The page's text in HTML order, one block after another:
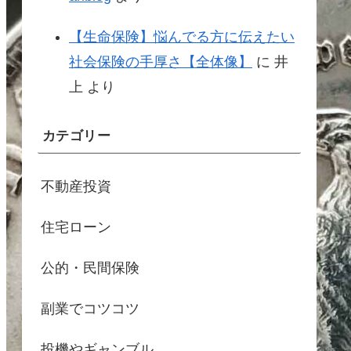
【生命保険】悩んでる方に伝えたい
社会保険の手厚さ【全体像】
に 井
上 より
カテゴリー
不動産投資
住宅ローン
公的・民間保険
副業でコツコツ